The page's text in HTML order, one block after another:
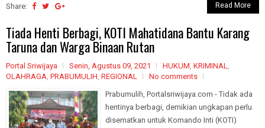
Share:
Read More
Tiada Henti Berbagi, KOTI Mahatidana Bantu Karang
Taruna dan Warga Binaan Rutan
Portal Sriwijaya Senin, Agustus 09, 2021 HUKUM, KRIMINAL,
OLAHRAGA, PRABUMULIH, REGIONAL
No comments
Prabumulih, Portalsriwijaya.com - Tidak ada
hentinya berbagi, demikian ungkapan perlu
disematkan untuk Komando Inti (KOTI)